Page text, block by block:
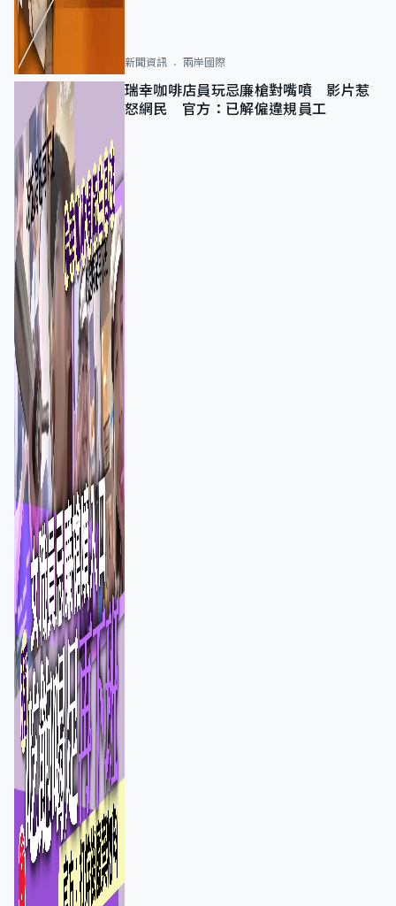
新聞資訊 兩岸國際
瑞幸咖啡店員玩忌廉槍對嘴噴 影片惹
怒網民 官方：已解僱違規員工